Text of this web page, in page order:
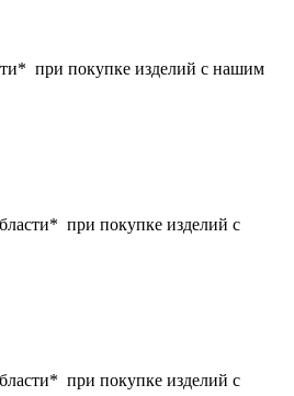
при покупке изделий с нашим
при покупке изделий с
при покупке изделий с